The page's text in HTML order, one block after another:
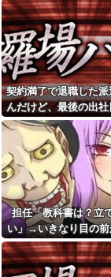
彼女と紫陽花見に
ニーカーを履いてき
かわいいぺたんこ靴
いの？コーヒーや手
持ってこないしさ
【悲報】山本太郎
に興味なかった
【超絶悲報】東科
の美人YouTuberさ
メント欄が炎上し
【画像】最新の浜
ん、ガチのマジで可
イらをドキドキさせ
w w w w w
【悲報】「抱かれ
男」レジェンドの江
ん、変わり果てた姿
る
【怒報】電車乗り
「おっ、可愛いミニ
ゃんの隣あいてんじ
たろ！」→結果w w
契約満了で退職した
んだけど、最後の出
も菓子折りもな
担任「教科書は？立
い」→いきなり目の前